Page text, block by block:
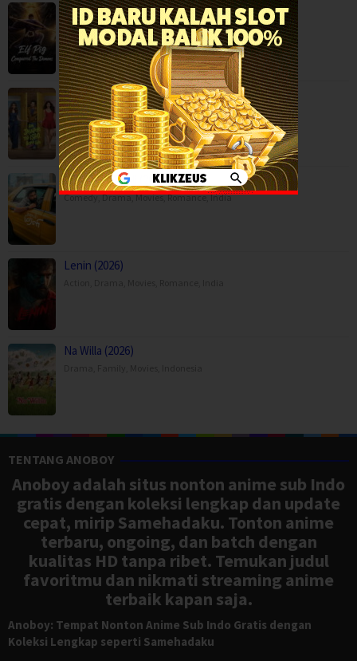
Elf Pig Conquered The Demons (2026)
Adventure,Fantasy,Movies,
Hai Jawani Toh Ishq Hona Hai (2026)
Comedy,Movies,Romance,India,United Kingdom
Idhayam Murali (2026)
Comedy,Drama,Movies,Romance,India
Lenin (2026)
Na Willa (2026)
TENTANG ANOBOY
Anoboy adalah situs nonton anime sub Indo
gratis dengan koleksi lengkap dan update
cepat, mirip Samehadaku. Tonton anime
terbaru, ongoing, dan batch dengan
kualitas HD tanpa ribet. Temukan judul
favoritmu dan nikmati streaming anime
terbaik kapan saja.
Anoboy: Tempat Nonton Anime Sub Indo Gratis dengan
Koleksi Lengkap seperti Samehadaku